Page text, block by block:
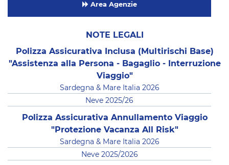
Area Agenzie
NOTE LEGALI
Polizza Assicurativa Inclusa (Multirischi Base)
"Assistenza alla Persona - Bagaglio - Interruzione
Viaggio"
Sardegna & Mare Italia 2026
Neve 2025/26
Polizza Assicurativa Annullamento Viaggio
"Protezione Vacanza All Risk"
Sardegna & Mare Italia 2026
Neve 2025/2026